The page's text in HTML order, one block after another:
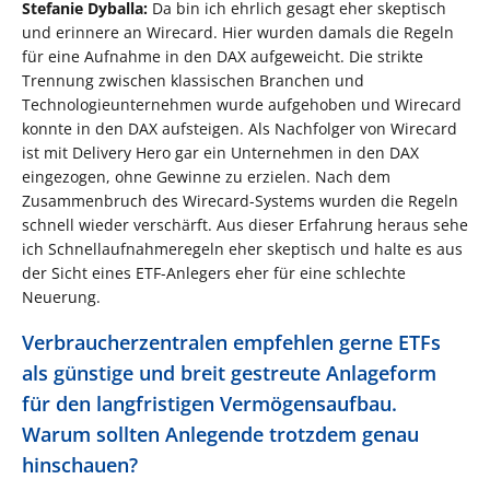
Stefanie Dyballa: Da bin ich ehrlich gesagt eher skeptisch
und erinnere an Wirecard. Hier wurden damals die Regeln
für eine Aufnahme in den DAX aufgeweicht. Die strikte
Trennung zwischen klassischen Branchen und
Technologieunternehmen wurde aufgehoben und Wirecard
konnte in den DAX aufsteigen. Als Nachfolger von Wirecard
ist mit Delivery Hero gar ein Unternehmen in den DAX
eingezogen, ohne Gewinne zu erzielen. Nach dem
Zusammenbruch des Wirecard-Systems wurden die Regeln
schnell wieder verschärft. Aus dieser Erfahrung heraus sehe
ich Schnellaufnahmeregeln eher skeptisch und halte es aus
der Sicht eines ETF-Anlegers eher für eine schlechte
Neuerung.
Verbraucherzentralen empfehlen gerne ETFs
als günstige und breit gestreute Anlageform
für den langfristigen Vermögensaufbau.
Warum sollten Anlegende trotzdem genau
hinschauen?